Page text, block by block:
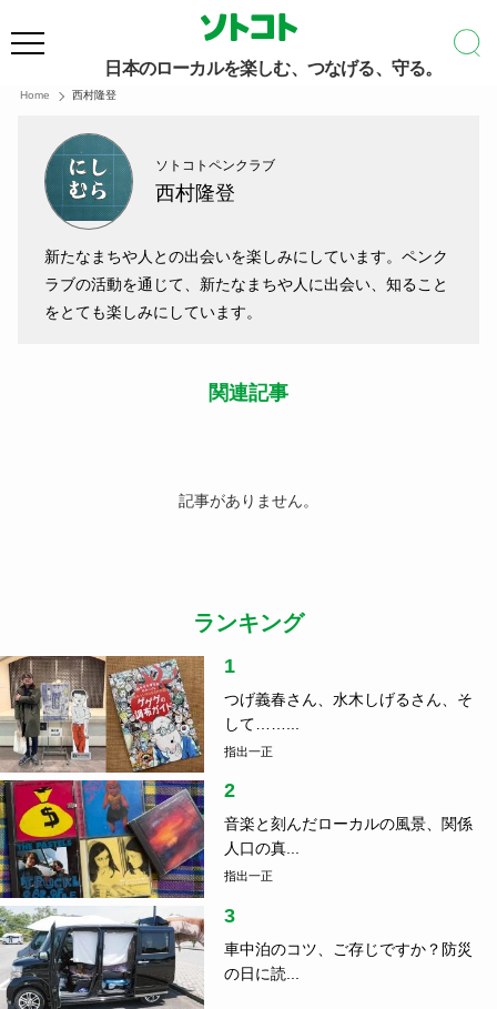
日本のローカルを楽しむ、つなげる、守る。
Home 西村隆登
ソトコトペンクラブ
西村隆登
新たなまちや人との出会いを楽しみにしています。ペンク
ラブの活動を通じて、新たなまちや人に出会い、知ること
をとても楽しみにしています。
関連記事
記事がありません。
ランキング
1
つげ義春さん、水木しげるさん、そ
して……...
指出一正
2
音楽と刻んだローカルの風景、関係
人口の真...
指出一正
3
車中泊のコツ、ご存じですか？防災
の日に読...